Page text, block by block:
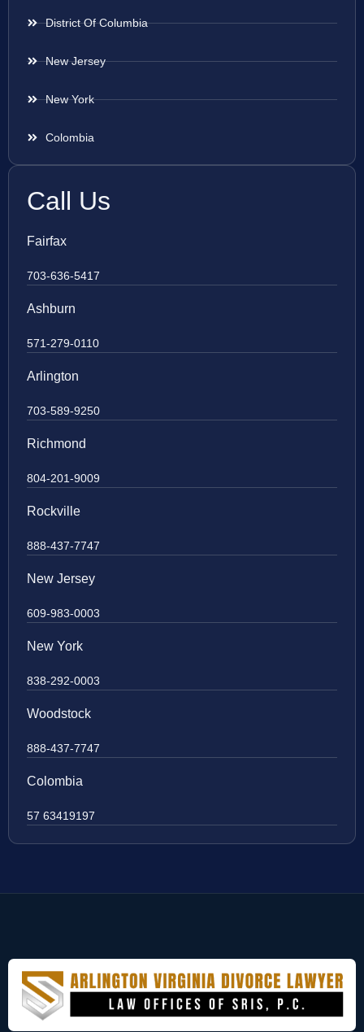
District Of Columbia
New Jersey
New York
Colombia
Call Us
Fairfax
703-636-5417
Ashburn
571-279-0110
Arlington
703-589-9250
Richmond
804-201-9009
Rockville
888-437-7747
New Jersey
609-983-0003
New York
838-292-0003
Woodstock
888-437-7747
Colombia
57 63419197